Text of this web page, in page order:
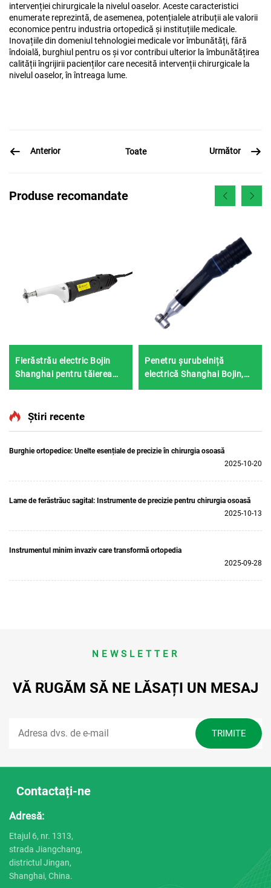
intervenției chirurgicale la nivelul oaselor. Aceste caracteristici
enumerate reprezintă, de asemenea, potențialele atribuții ale valorii
economice pentru industria ortopedică și instituțiile medicale.
Inovațiile din domeniul tehnologiei medicale vor îmbunătăți, fără
îndoială, burghiul pentru os și vor contribui ulterior la îmbunătățirea
calității îngrijirii pacienților care necesită intervenții chirurgicale la
nivelul oaselor, în întreaga lume.
Anterior Toate Următor
Produse recomandate
Fierăstrău electric Bojin
Shanghai pentru tăierea
Penetru șurubelniță
electrică Shanghai Bojin,
Știri recente
Burghie ortopedice: Unelte esențiale de precizie în chirurgia osoasă
2025-10-20
Lame de ferăstrăuc sagital: Instrumente de precizie pentru chirurgia osoasă
2025-10-13
Instrumentul minim invaziv care transformă ortopedia
2025-09-28
NEWSLETTER
VĂ RUGĂM SĂ NE LĂSAȚI UN MESAJ
Contactați-ne
Adresă:
Etajul 6, nr. 1313,
strada Jiangchang,
districtul Jingan,
Shanghai, China.